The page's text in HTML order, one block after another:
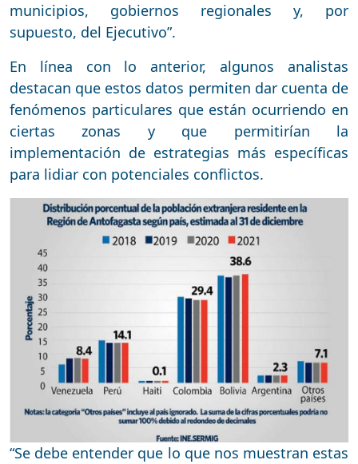
municipios, gobiernos regionales y, por
supuesto, del Ejecutivo”.
En línea con lo anterior, algunos analistas
destacan que estos datos permiten dar cuenta de
fenómenos particulares que están ocurriendo en
ciertas zonas y que permitirían la
implementación de estrategias más específicas
para lidiar con potenciales conflictos.
“Se debe entender que lo que nos muestran estas